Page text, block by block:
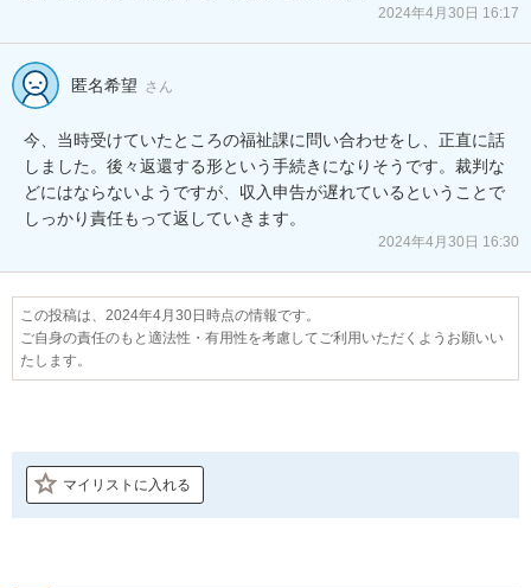
2024年4月30日 16:17
匿名希望 さん
今、当時受けていたところの福祉課に問い合わせをし、正直に話
しました。後々返還する形という手続きになりそうです。裁判な
どにはならないようですが、収入申告が遅れているということで
しっかり責任もって返していきます。
2024年4月30日 16:30
この投稿は、2024年4月30日時点の情報です。
ご自身の責任のもと適法性・有用性を考慮してご利用いただくようお願いい
たします。
マイリストに入れる